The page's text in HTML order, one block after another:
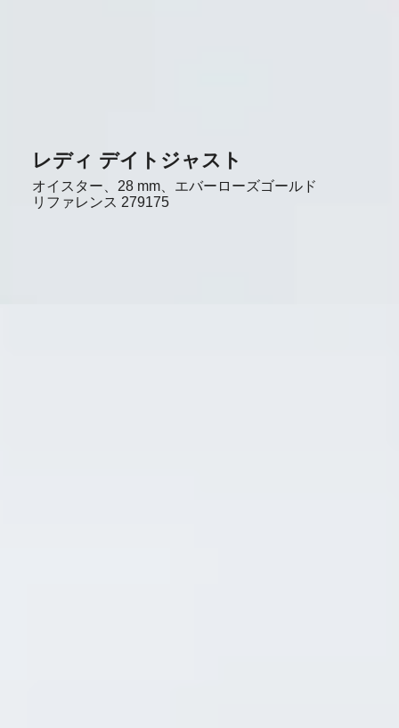
レディ デイトジャスト
オイスター、28 mm、エバーローズゴールド
リファレンス 279175